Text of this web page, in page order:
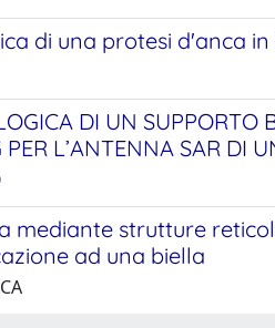
di una protesi d'anca
DI UN SUPPORTO
L’ANTENNA SAR DI
mediante strutture
ad una biella